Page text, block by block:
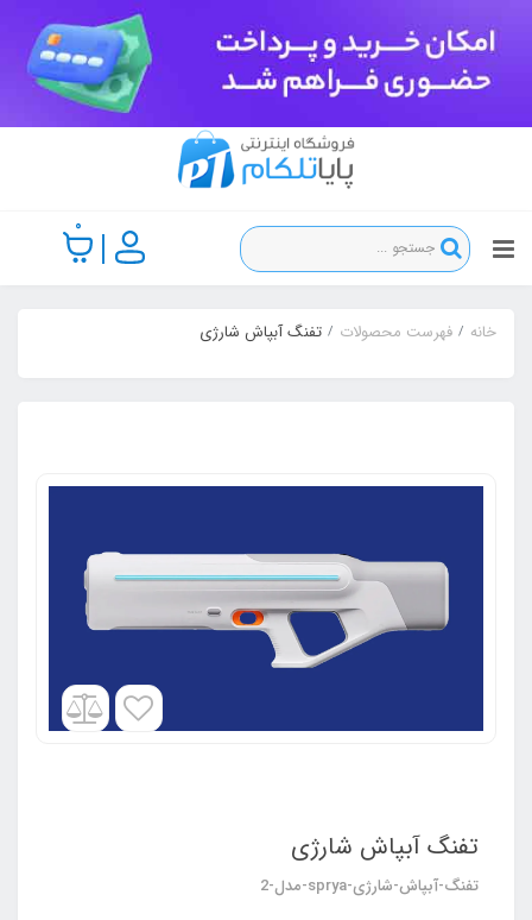
0
خانه فهرست محصولات تفنگ آبپاش شارژی
تفنگ آبپاش شارژی
تفنگ-آبپاش-شارژی-sprya-مدل-2